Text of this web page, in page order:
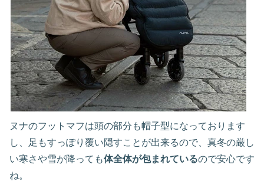
ヌナのフットマフは頭の部分も帽子型になっております
し、足もすっぽり覆い隠すことが出来るので、真冬の厳し
い寒さや雪が降っても体全体が包まれているので安心です
ね。